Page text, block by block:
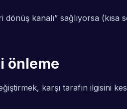
kanalı” sağlıyorsa (kısa
önleme
karşı tarafın ilgisini